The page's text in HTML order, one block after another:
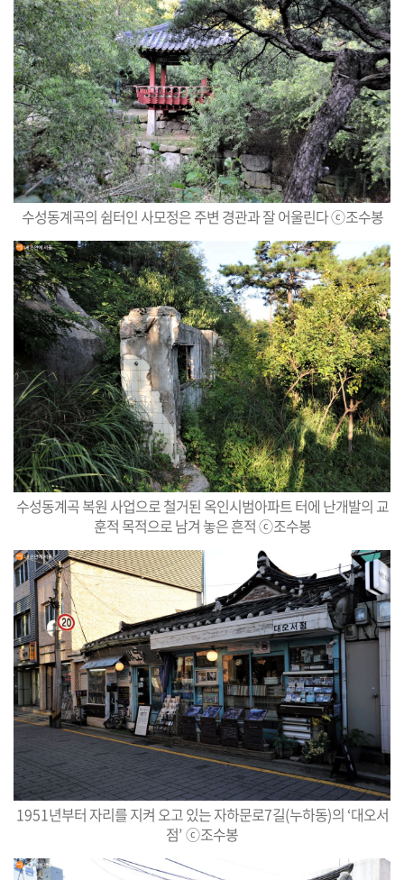
수성동계곡의 쉼터인 사모정은 주변 경관과 잘 어울린다ⓒ조수봉
수성동계곡 복원 사업으로 철거된 옥인시범아파트 터에 난개발의 교
훈적 목적으로 남겨 놓은 흔적ⓒ조수봉
1951년부터 자리를 지켜 오고 있는 자하문로7길(누하동)의 ‘대오서
점’ⓒ조수봉